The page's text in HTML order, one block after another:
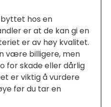
hos en
er at de kan gi en
er av høy kvalitet.
være billigere, men
for skade eller dårlig
er viktig å vurdere
før du tar en